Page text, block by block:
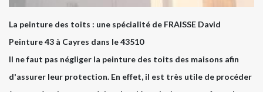
La peinture des toits : une spécialité de FRAISSE David
Peinture 43 à Cayres dans le 43510
Il ne faut pas négliger la peinture des toits des maisons afin
d'assurer leur protection. En effet, il est très utile de procéder